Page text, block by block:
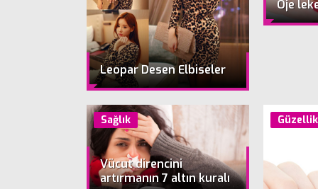
Leopar Desen Elbiseler
Oje
Vücut direncini
artırmanın 7 altın kuralı
Sağlık Güzellik